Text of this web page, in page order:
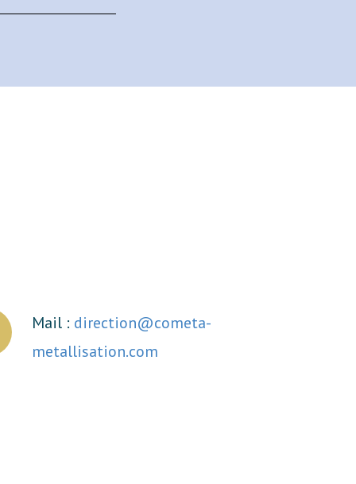
Mail : direction@cometa-
metallisation.com